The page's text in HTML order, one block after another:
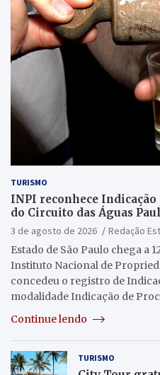
TURISMO
INPI reconhece Indicação
do Circuito das Águas
3 de agosto de 2026
Redação
Estado de São Paulo chega a
Instituto Nacional de
concedeu o registro de
modalidade Indicação de
Continue lendo
TURISMO